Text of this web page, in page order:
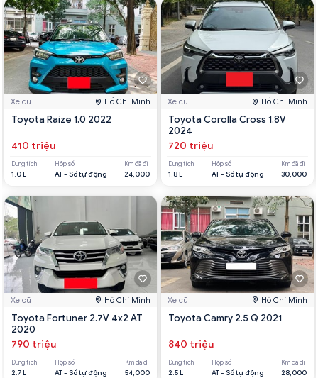
Xe cũ Hồ Chí Minh
Toyota Raize 1.0 2022
410 triệu
Dung tích
1.0 L
Hộp số
AT - Số tự động
Km đã đi
24,000
Xe cũ Hồ Chí Minh
Toyota Fortuner 2.7V 4x2 AT
2020
790 triệu
Dung tích
2.7 L
Hộp số
AT - Số tự động
Km đã đi
54,000
Xe cũ Hồ Chí Minh
Toyota Corolla Cross 1.8V
2024
720 triệu
Dung tích
1.8 L
Hộp số
AT - Số tự động
Km đã đi
30,000
Xe cũ Hồ Chí Minh
Toyota Camry 2.5 Q 2021
840 triệu
Dung tích
2.5 L
Hộp số
AT - Số tự động
Km đã đi
28,000